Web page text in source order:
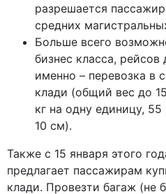
разрешается
средних
Больше всего
бизнес класса, рейсов
именно – перевозка в
клади (общий вес до
кг на одну единицу,
10 см).
Также с 15 января этого
предлагает пассажирам
клади. Провезти багаж (не